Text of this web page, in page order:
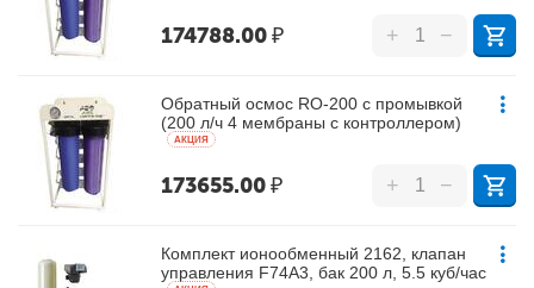
174788.00₽ + −
Обратный осмос RO-200 с промывкой
(200 л/ч 4 мембраны с контроллером)
AКЦИЯ
173655.00₽ + −
Комплект ионообменный 2162, клапан
управления F74A3, бак 200 л, 5.5 куб/час